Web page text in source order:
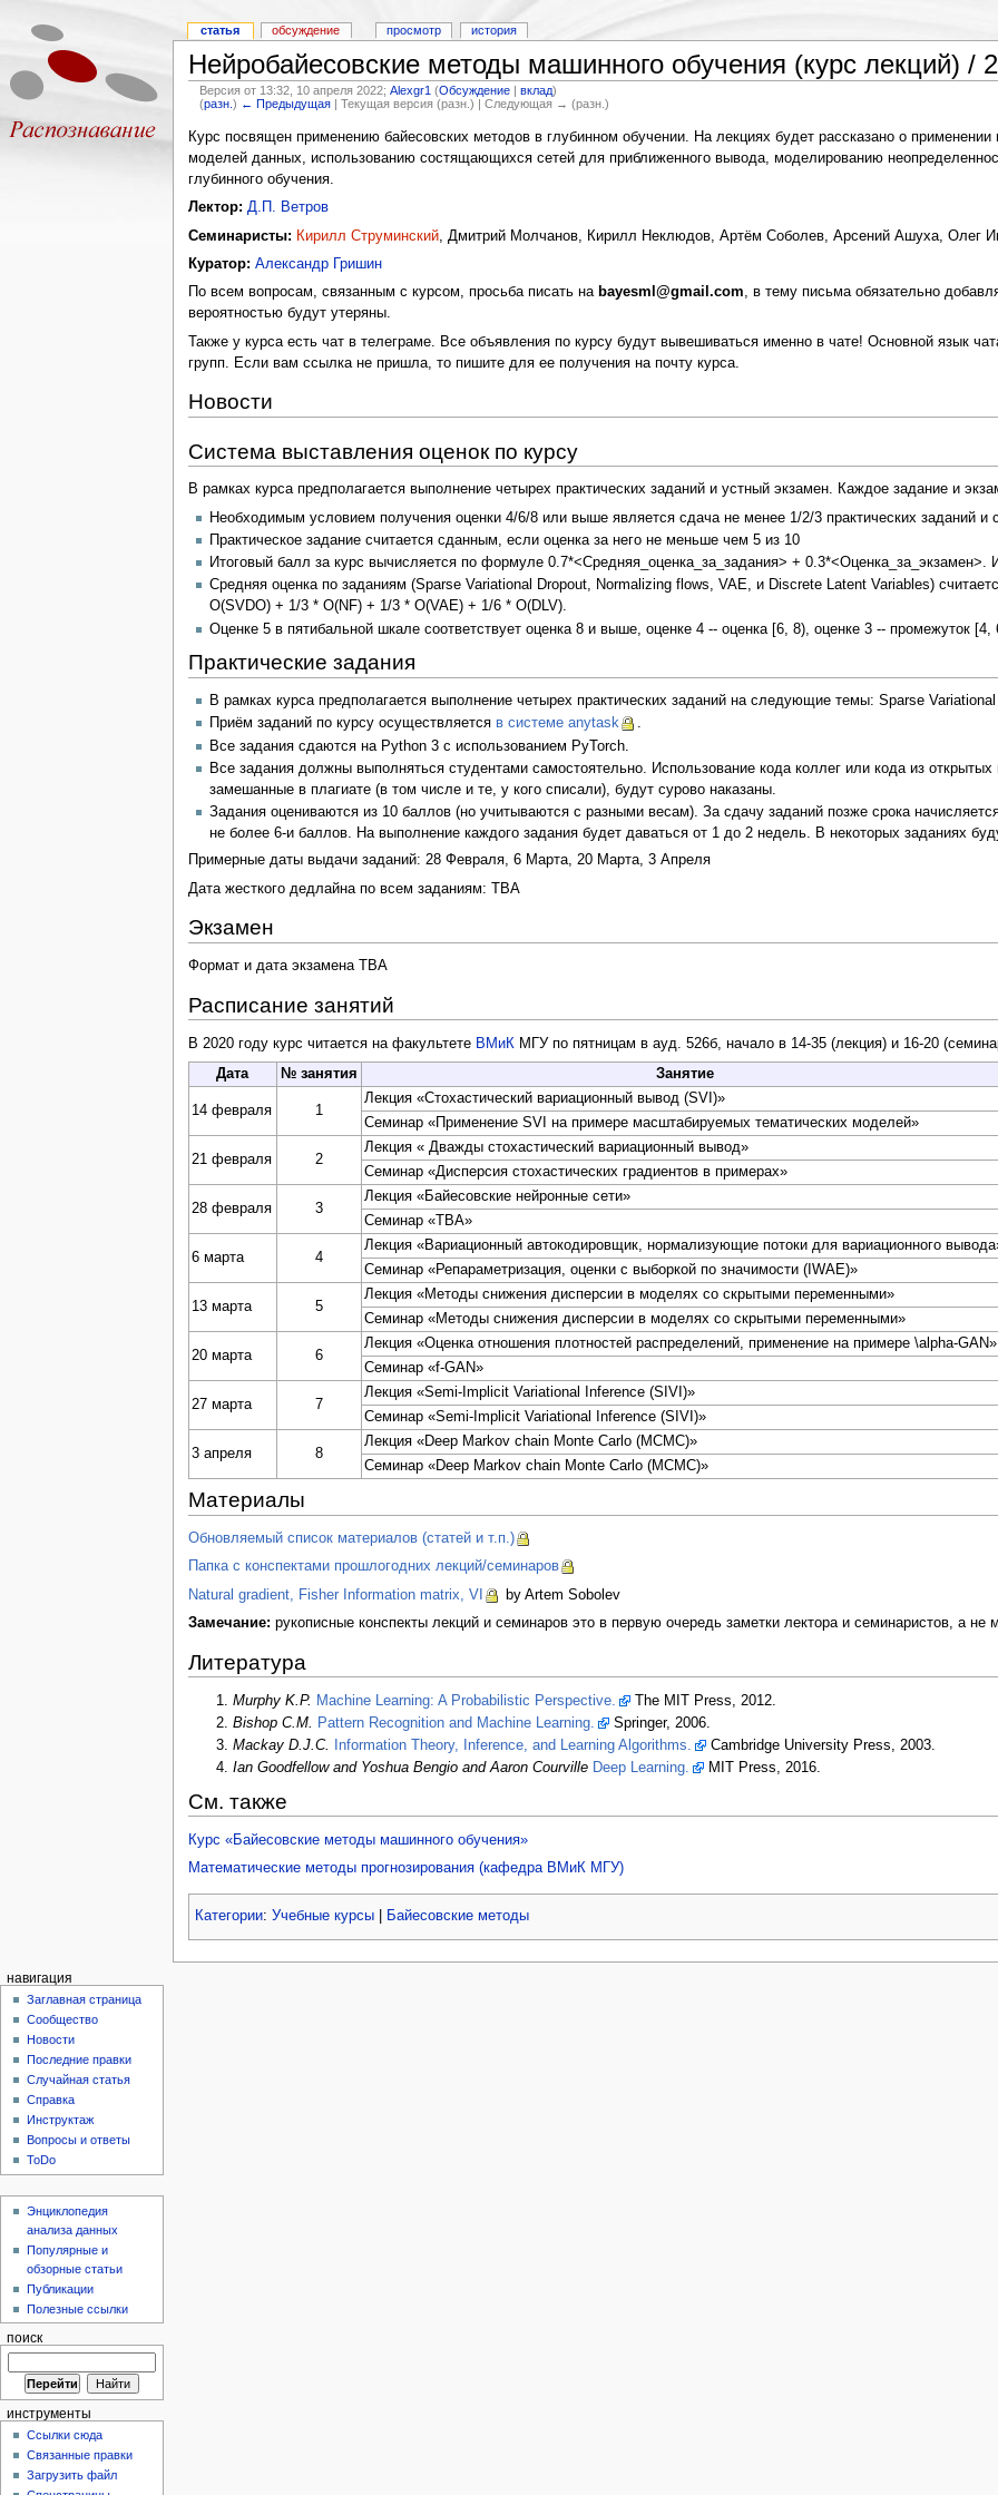
Нейробайесовские методы машинного обучения (курс лекций) /
Версия от 13:32, 10 апреля 2022;Alexgr1 (Обсуждение |вклад)
(разн.) ← Предыдущая | Текущая версия (разн.) | Следующая → (разн.)
Курс посвящен применению байесовских методов в глубинном обучении. На лекциях будет рассказано о
моделей данных, использованию состящающихся сетей для приближенного вывода, моделированию
глубинного обучения.
Лектор: Д.П. Ветров
Семинаристы: Кирилл Струминский, Дмитрий Молчанов, Кирилл Неклюдов, Артём Соболев, Арсений Ашуха, Олег
Куратор: Александр Гришин
По всем вопросам, связанным с курсом, просьба писать на bayesml@gmail.com, в тему письма обязательно
вероятностью будут утеряны.
Также у курса есть чат в телеграме. Все объявления по курсу будут вывешиваться именно в чате! Основной язык
групп. Если вам ссылка не пришла, то пишите для ее получения на почту курса.
Новости
Система выставления оценок по курсу
В рамках курса предполагается выполнение четырех практических заданий и устный экзамен. Каждое задание и
Необходимым условием получения оценки 4/6/8 или выше является сдача не менее 1/2/3 практических заданий и
Практическое задание считается сданным, если оценка за него не меньше чем 5 из 10
Итоговый балл за курс вычисляется по формуле 0.7*<Средняя_оценка_за_задания> + 0.3*<Оценка_за_экзамен>.
Средняя оценка по заданиям (Sparse Variational Dropout, Normalizing flows, VAE, и Discrete Latent Variables)
O(SVDO) + 1/3 * O(NF) + 1/3 * O(VAE) + 1/6 * O(DLV).
Оценке 5 в пятибальной шкале соответствует оценка 8 и выше, оценке 4 -- оценка [6, 8), оценке 3 -- промежуток [4,
Практические задания
В рамках курса предполагается выполнение четырех практических заданий на следующие темы: Sparse
Приём заданий по курсу осуществляется в системе anytask
.
Все задания сдаются на Python 3 с использованием PyTorch.
Все задания должны выполняться студентами самостоятельно. Использование кода коллег или кода из
замешанные в плагиате (в том числе и те, у кого списали), будут сурово наказаны.
Задания оцениваются из 10 баллов (но учитываются с разными весам). За сдачу заданий позже срока
не более 6-и баллов. На выполнение каждого задания будет даваться от 1 до 2 недель. В некоторых заданиях
Примерные даты выдачи заданий: 28 Февраля, 6 Марта, 20 Марта, 3 Апреля
Дата жесткого дедлайна по всем заданиям: TBA
Экзамен
Формат и дата экзамена TBA
Расписание занятий
В 2020 году курс читается на факультете ВМиК МГУ по пятницам в ауд. 526б, начало в 14-35 (лекция) и 16-20
Дата
№ занятия Занятие
14 февраля 1
Лекция «Стохастический вариационный вывод (SVI)»
Семинар «Применение SVI на примере масштабируемых тематических моделей»
21 февраля 2
Лекция « Дважды стохастический вариационный вывод»
Семинар «Дисперсия стохастических градиентов в примерах»
28 февраля 3
Лекция «Байесовские нейронные сети»
Семинар «TBA»
6 марта 4
Лекция «Вариационный автокодировщик, нормализующие потоки для вариационного
Семинар «Репараметризация, оценки с выборкой по значимости (IWAE)»
13 марта 5
Лекция «Методы снижения дисперсии в моделях со скрытыми переменными»
Семинар «Методы снижения дисперсии в моделях со скрытыми переменными»
20 марта 6
Лекция «Оценка отношения плотностей распределений, применение на примере \alpha-GAN»
Семинар «f-GAN»
27 марта 7
Лекция «Semi-Implicit Variational Inference (SIVI)»
Семинар «Semi-Implicit Variational Inference (SIVI)»
3 апреля 8
Лекция «Deep Markov chain Monte Carlo (MCMC)»
Семинар «Deep Markov chain Monte Carlo (MCMC)»
Материалы
Обновляемый список материалов (статей и т.п.)
Папка с конспектами прошлогодних лекций/семинаров
Natural gradient, Fisher Information matrix, VI
by Artem Sobolev
Замечание: рукописные конспекты лекций и семинаров это в первую очередь заметки лектора и семинаристов, а не
Литература
Murphy K.P. Machine Learning: A Probabilistic Perspective.
The MIT Press, 2012.
Bishop C.M. Pattern Recognition and Machine Learning.
Springer, 2006.
Mackay D.J.C.
Information Theory, Inference, and Learning Algorithms.
Cambridge University Press, 2003.
Ian Goodfellow and Yoshua Bengio and Aaron Courville Deep Learning. MIT Press, 2016.
См. также
Курс «Байесовские методы машинного обучения»
Математические методы прогнозирования (кафедра ВМиК МГУ)
Категории: Учебные курсы| Байесовские методы
статья обсуждение просмотр история
навигация
Заглавная страница
Сообщество
Новости
Последние правки
Случайная статья
Справка
Инструктаж
Вопросы и ответы
ToDo
Энциклопедия
анализа данных
Популярные и
обзорные статьи
Публикации
Полезные ссылки
поиск
инструменты
Ссылки сюда
Связанные правки
Загрузить файл